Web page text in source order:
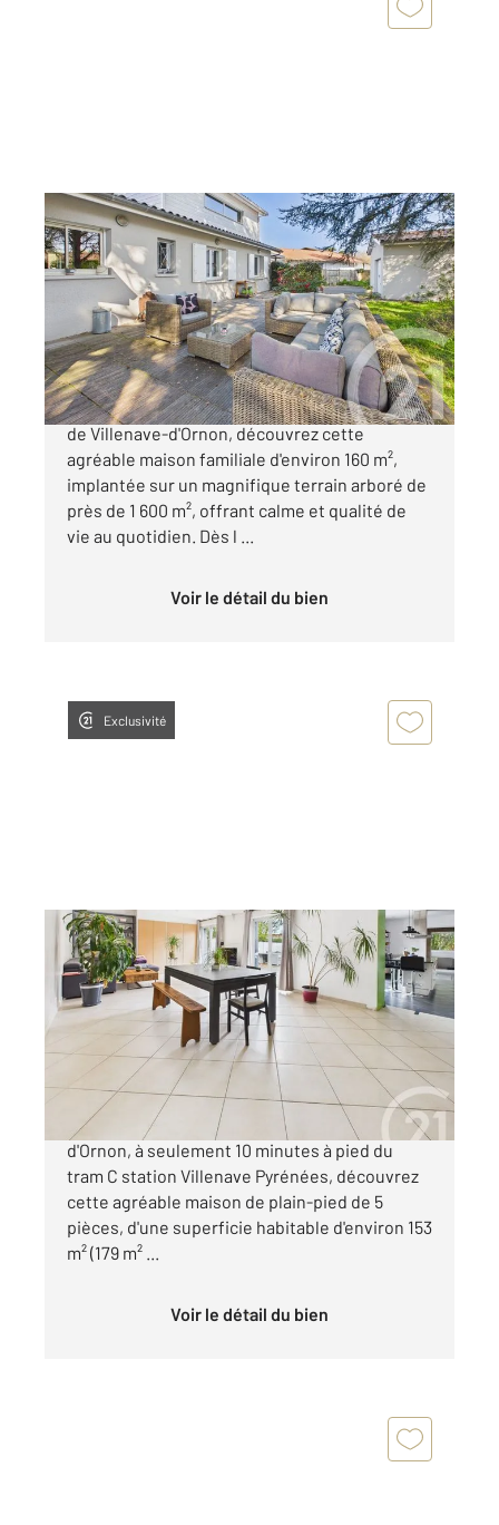
VILLENAVE D ORNON 33
170 m
, 6 pièces
Ref : 590
Maison à vendre
573 000 €
Dans un environnement paisible et recherché
de Villenave-d'Ornon, découvrez cette
agréable maison familiale d'environ 160 m²,
implantée sur un magnifique terrain arboré de
près de 1 600 m², offrant calme et qualité de
vie au quotidien. Dès l ...
Voir le détail du bien
Exclusivité
VILLENAVE D ORNON 33
153 m2, 5 pièces
Ref : 529
Maison à vendre
465 000 €
Dans le secteur prisé du Chambéry à Villenave-
d'Ornon, à seulement 10 minutes à pied du
tram C station Villenave Pyrénées, découvrez
cette agréable maison de plain-pied de 5
pièces, d'une superficie habitable d'environ 153
m² (179 m² ...
Voir le détail du bien